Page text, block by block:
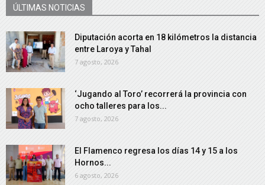
ÚLTIMAS NOTICIAS
Diputación acorta en 18 kilómetros la distancia
entre Laroya y Tahal
7 agosto, 2026
‘Jugando al Toro’ recorrerá la provincia con
ocho talleres para los...
7 agosto, 2026
El Flamenco regresa los días 14 y 15 a los
Hornos...
6 agosto, 2026